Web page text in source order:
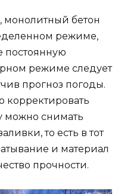
монолитный бетон
режиме,
постоянную
режиме следует
прогноз погоды.
корректировать
можно снимать
то есть в тот
и материал
прочности.